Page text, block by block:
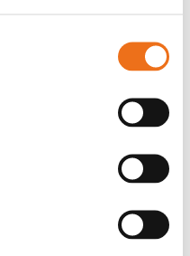
Lägg till i varukorg
T-shirt svart 2xl med avant-